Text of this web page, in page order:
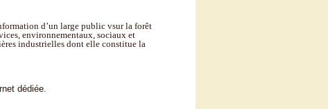
d’un large public vsur la forêt
environnementaux, sociaux et
industrielles dont elle constitue la
dédiée.